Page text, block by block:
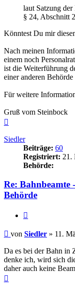
laut Satzung
§ 24, Abschnitt
Könntest Du mir
Nach meinen
einem noch
ist die Weiterführung
einer anderen
Für weitere
Gruß vom Steinbock
Siedler
Beiträge: 60
Registriert: 21.
Behörde:
Re: Bahnbeamte
Behörde
Beitrag
von Siedler » 11.
Da es bei der Bahn in
denke ich, wird sich
daher auch keine